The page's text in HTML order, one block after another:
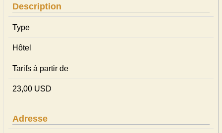
Description
Type
Hôtel
Tarifs à partir de
23,00 USD
Adresse